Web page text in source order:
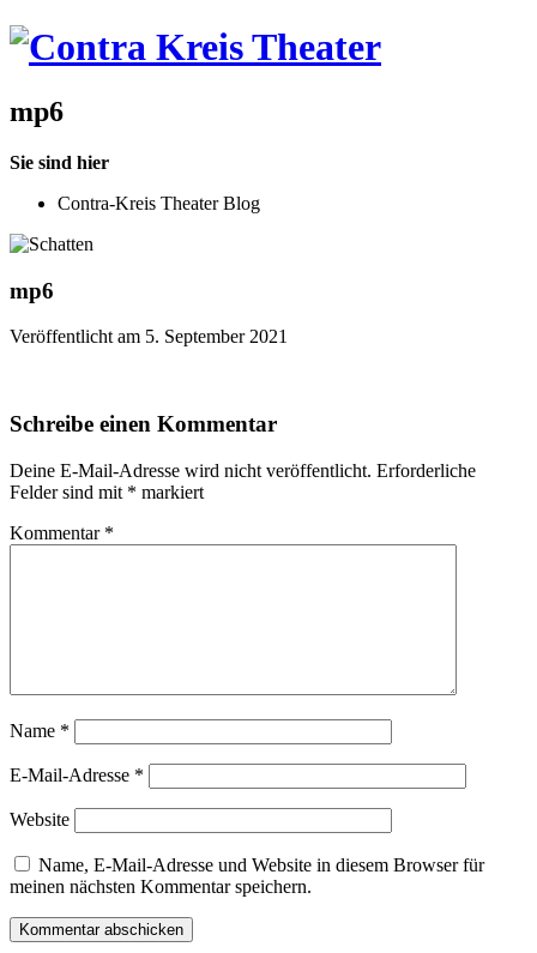
mp6
Sie sind hier
Contra-Kreis Theater Blog
mp6
Veröffentlicht am 5. September 2021
Schreibe einen Kommentar
Deine E-Mail-Adresse wird nicht veröffentlicht. Erforderliche
Felder sind mit * markiert
Kommentar *
Name *
E-Mail-Adresse *
Website
Name, E-Mail-Adresse und Website in diesem Browser für
meinen nächsten Kommentar speichern.